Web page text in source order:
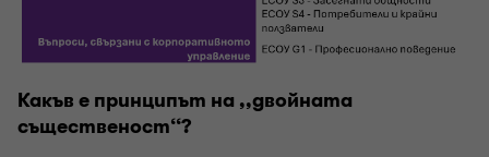
Какъв е принципът на ,,двойната
същественост‘‘?